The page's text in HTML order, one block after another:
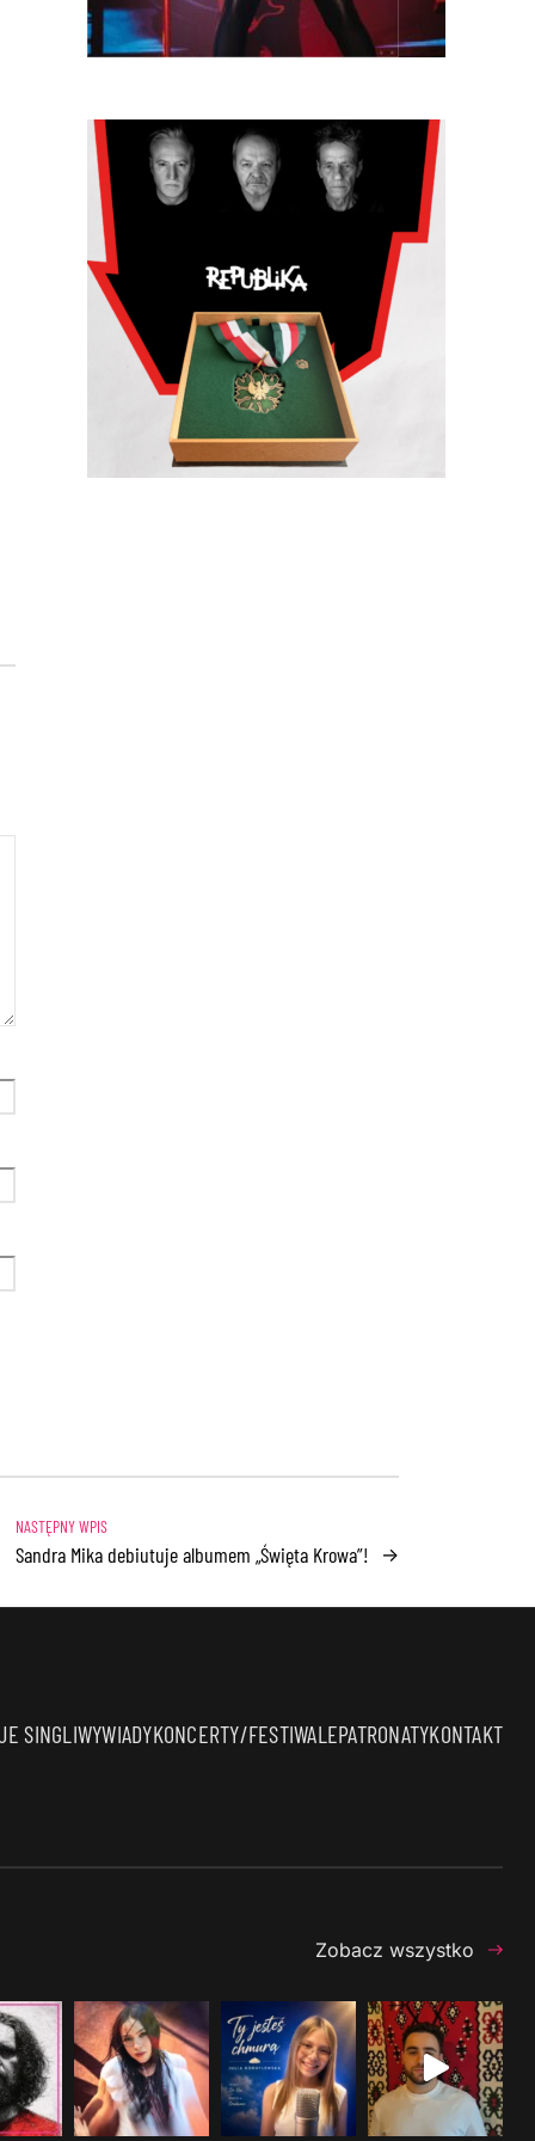
Sandra Mika debiutuje albumem „Święta Krowa”! →
SINGLIWYWIADYKONCERTY/FESTIWALEPATRONATYKONTAKT
Zobacz wszystko